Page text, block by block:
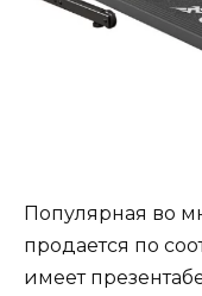
Популярная во
продается по
имеет